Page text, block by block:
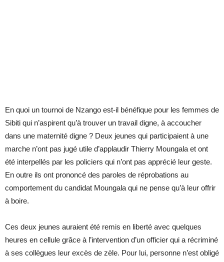
En quoi un tournoi de Nzango est-il bénéfique pour les femmes de
Sibiti qui n’aspirent qu’à trouver un travail digne, à accoucher
dans une maternité digne ? Deux jeunes qui participaient à une
marche n’ont pas jugé utile d’applaudir Thierry Moungala et ont
été interpellés par les policiers qui n’ont pas apprécié leur geste.
En outre ils ont prononcé des paroles de réprobations au
comportement du candidat Moungala qui ne pense qu’à leur offrir
à boire.
Ces deux jeunes auraient été remis en liberté avec quelques
heures en cellule grâce à l’intervention d’un officier qui a récriminé
à ses collègues leur excès de zèle. Pour lui, personne n’est obligé